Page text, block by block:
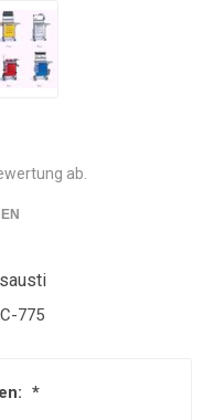
ab.
775
*